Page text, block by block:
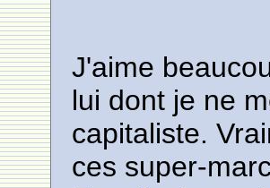
J'aime
lui dont je ne
capitaliste.
ces super-